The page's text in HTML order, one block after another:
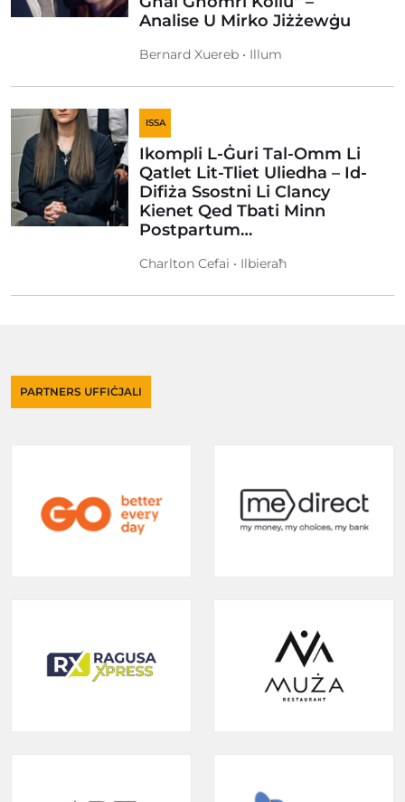
Analise U Mirko Jiżżewġu
Bernard Xuereb • Illum
ISSA
Ikompli L-Ġuri Tal-Omm Li
Qatlet Lit-Tliet Uliedha – Id-
Difiża Ssostni Li Clancy
Kienet Qed Tbati Minn
Postpartum…
Charlton Cefai • Ilbieraħ
PARTNERS UFFIĊJALI